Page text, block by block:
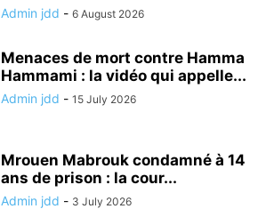
Admin jdd - 6 August 2026
Menaces de mort contre Hamma
Hammami : la vidéo qui appelle...
Admin jdd - 15 July 2026
Mrouen Mabrouk condamné à 14
ans de prison : la cour...
Admin jdd - 3 July 2026